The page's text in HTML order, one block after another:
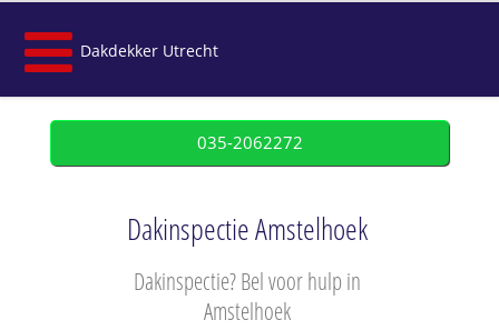
Dakdekker Utrecht
035-2062272
Dakinspectie Amstelhoek
Dakinspectie? Bel voor hulp in
Amstelhoek